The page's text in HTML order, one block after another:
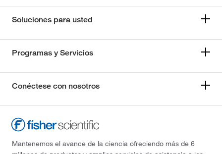
Soluciones para usted
Programas y Servicios
Conéctese con nosotros
Mantenemos el avance de la ciencia ofreciendo más de 6